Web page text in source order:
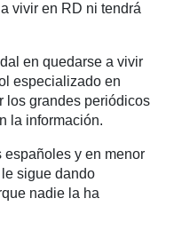
vivir en RD ni tendrá
en quedarse a vivir
especializado en
los grandes periódicos
la información.
españoles y en menor
sigue dando
nadie la ha